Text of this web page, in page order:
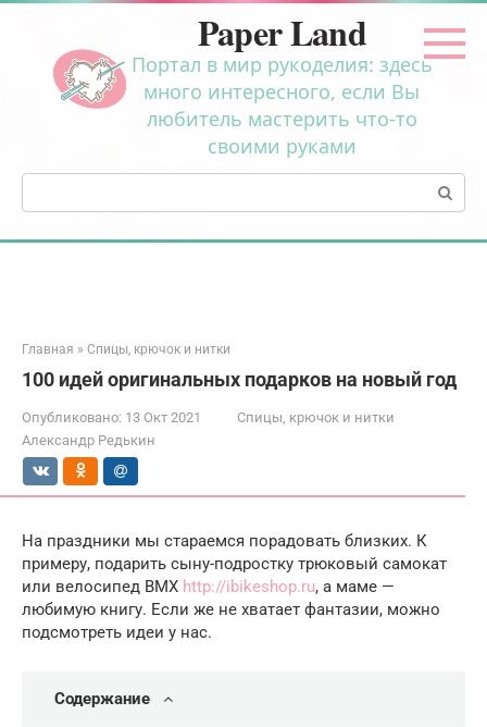
Перейти
контенту
Paper Land
Портал в мир рукоделия: здесь
много интересного, если Вы
любитель мастерить что-то
своими руками
Поиск:
Главная » Спицы, крючок и нитки
100 идей оригинальных подарков на новый год
Опубликовано: 13 Окт 2021
Спицы, крючок и нитки
Александр Редькин
На праздники мы стараемся порадовать близких. К
примеру, подарить сыну-подростку трюковый самокат
или велосипед BMX http://ibikeshop.ru, а маме —
любимую книгу. Если же не хватает фантазии, можно
подсмотреть идеи у нас.
Содержание